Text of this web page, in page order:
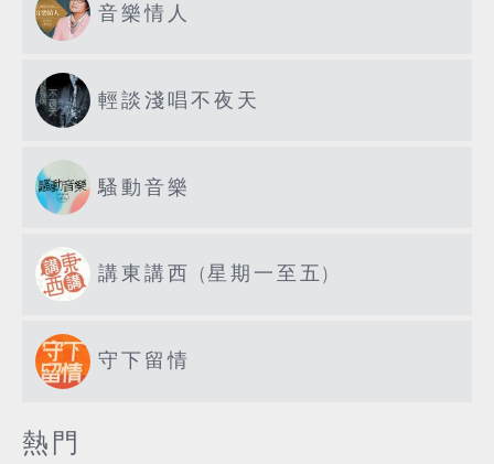
音樂情人
輕談淺唱不夜天
騷動音樂
講東講西 (星期一至五)
守下留情
熱門